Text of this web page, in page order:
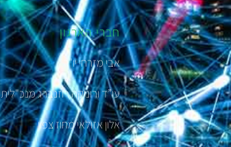
חברי הארגון
אבי מזרחי יו"ר
עו”ד ורוניקה רוזנברג מנכ"לית
אלון אזולאי מחוז צפון